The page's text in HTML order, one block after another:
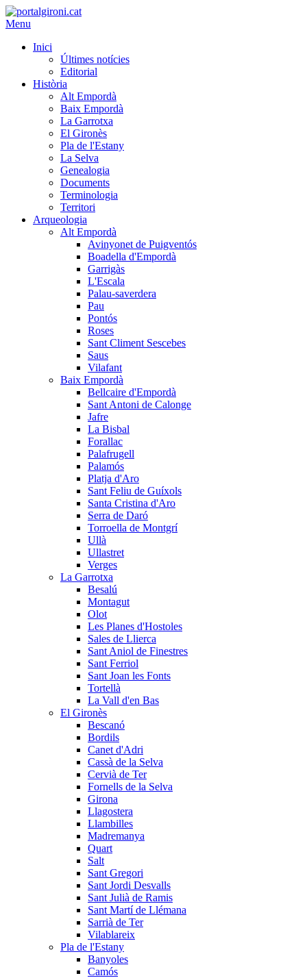
Menu
Inici
Últimes notícies
Editorial
Història
Alt Empordà
Baix Empordà
La Garrotxa
El Gironès
Pla de l'Estany
La Selva
Genealogia
Documents
Terminologia
Territori
Arqueologia
Alt Empordà
Avinyonet de Puigventós
Boadella d'Empordà
Garrigàs
L'Escala
Palau-saverdera
Pau
Pontós
Roses
Sant Climent Sescebes
Saus
Vilafant
Baix Empordà
Bellcaire d'Empordà
Sant Antoni de Calonge
Jafre
La Bisbal
Forallac
Palafrugell
Palamós
Platja d'Aro
Sant Feliu de Guíxols
Santa Cristina d'Aro
Serra de Daró
Torroella de Montgrí
Ullà
Ullastret
Verges
La Garrotxa
Besalú
Montagut
Olot
Les Planes d'Hostoles
Sales de Llierca
Sant Aniol de Finestres
Sant Ferriol
Sant Joan les Fonts
Tortellà
La Vall d'en Bas
El Gironès
Bescanó
Bordils
Canet d'Adri
Cassà de la Selva
Cervià de Ter
Fornells de la Selva
Girona
Llagostera
Llambilles
Madremanya
Quart
Salt
Sant Gregori
Sant Jordi Desvalls
Sant Julià de Ramis
Sant Martí de Llémana
Sarrià de Ter
Vilablareix
Pla de l'Estany
Banyoles
Camós